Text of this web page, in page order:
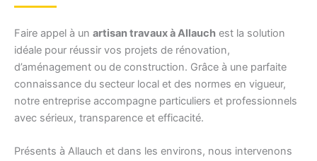
Faire appel à un artisan travaux à Allauch est la solution
idéale pour réussir vos projets de rénovation,
d’aménagement ou de construction. Grâce à une parfaite
connaissance du secteur local et des normes en vigueur,
notre entreprise accompagne particuliers et professionnels
avec sérieux, transparence et efficacité.
Présents à Allauch et dans les environs, nous intervenons